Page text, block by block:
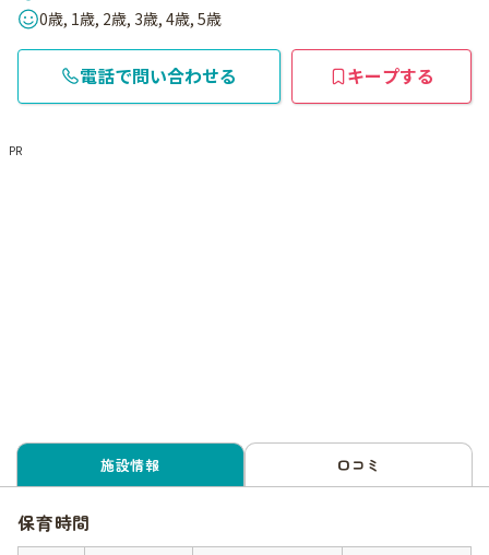
0歳, 1歳, 2歳, 3歳, 4歳, 5歳
電話で問い合わせる キープする
PR
施設情報 口コミ
保育時間